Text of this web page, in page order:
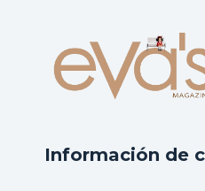
Información de